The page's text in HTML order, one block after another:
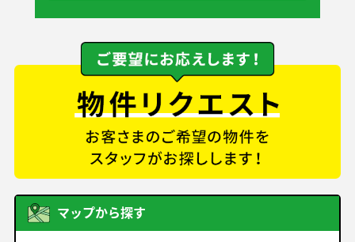
マップから探す